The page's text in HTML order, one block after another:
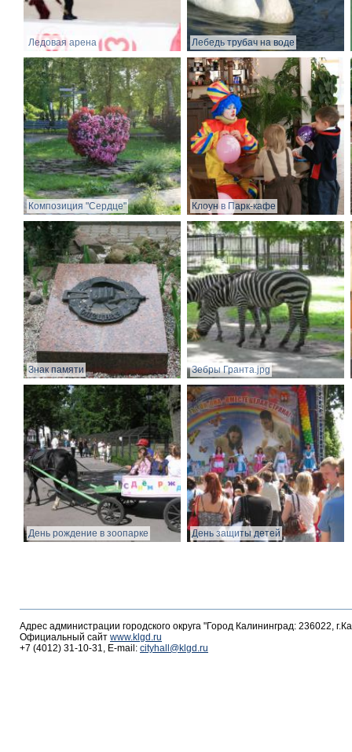
Ледовая арена Лебедь трубач на воде
Композиция "Сердце" Клоун в Парк-кафе
Знак памяти Зебры Гранта.jpg
День рождение в зоопарке День защиты детей
Адрес администрации городского округа "Город Калининград: 236022,
Официальный сайт www.klgd.ru
+7 (4012) 31-10-31, E-mail: cityhall@klgd.ru